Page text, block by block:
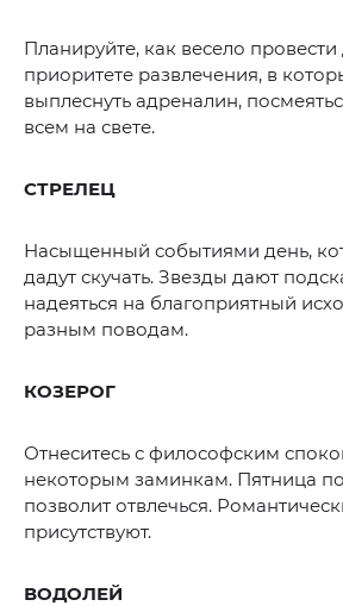
Планируйте, как весело провести
приоритете развлечения, в
выплеснуть адреналин,
всем на свете.
СТРЕЛЕЦ
Насыщенный событиями день,
дадут скучать. Звезды дают
надеяться на благоприятный
разным поводам.
КОЗЕРОГ
Отнеситесь с философским
некоторым заминкам. Пятница
позволит отвлечься.
присутствуют.
ВОДОЛЕЙ